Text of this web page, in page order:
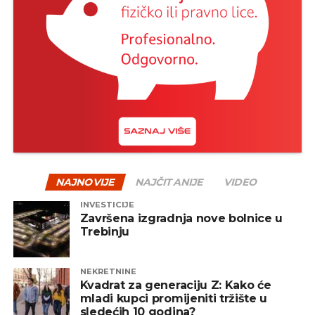
tok – nakon pada uglavnom slijedi oporavak, a
istorija je više puta pokazala da su strpljivi investitori
na kraju često nagrađeni.
Jedan od načina za ublažavanje rizika jeste
diverzifikacija – odnosno raspodjela sredstava na
mješovite i alternativne fondove. Na taj način se
smanjuje zavisnost od jednog tržišta ili sektora, a
Zaključak
NAJNOVIJE NAJČITANIJE VIDEO
INVESTICIJE
Završena izgradnja nove bolnice u
Trebinju
NEKRETNINE
Kvadrat za generaciju Z: Kako će
mladi kupci promijeniti tržište u
sledećih 10 godina?